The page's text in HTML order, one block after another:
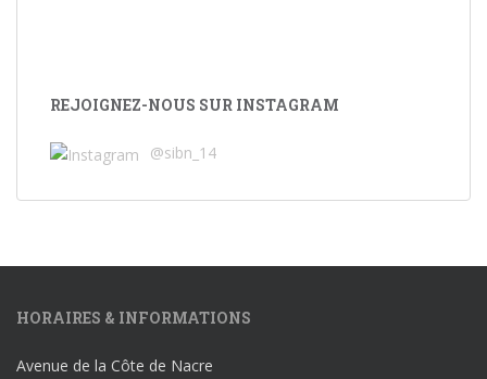
REJOIGNEZ-NOUS SUR INSTAGRAM
@sibn_14
HORAIRES & INFORMATIONS
Avenue de la Côte de Nacre